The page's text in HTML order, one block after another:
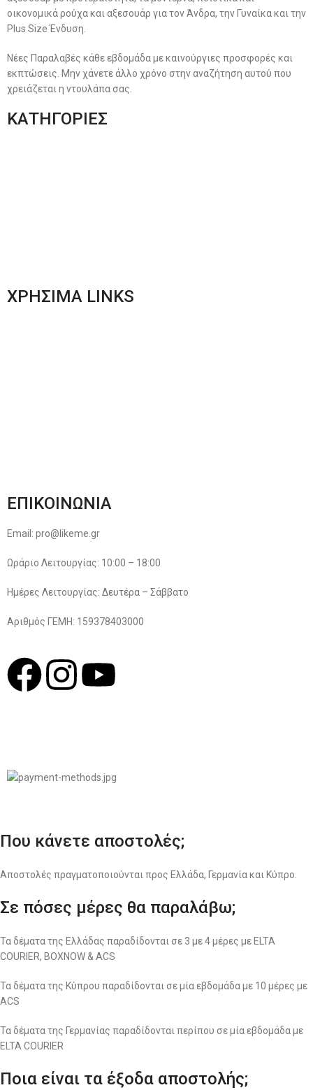
οικονομικά ρούχα και αξεσουάρ για τον Άνδρα, την Γυναίκα και την
Plus Size Ένδυση.
Νέες Παραλαβές κάθε εβδομάδα με καινούργιες προσφορές και
εκπτώσεις. Μην χάνετε άλλο χρόνο στην αναζήτηση αυτού που
χρειάζεται η ντουλάπα σας.
ΚΑΤΗΓΟΡΙΕΣ
ΧΡΗΣΙΜΑ LINKS
ΕΠΙΚΟΙΝΩΝΙΑ
Email: pro@likeme.gr
Ωράριο Λειτουργίας: 10:00 – 18:00
Ημέρες Λειτουργίας: Δευτέρα – Σάββατο
Αριθμός ΓΕΜΗ: 159378403000
Που κάνετε αποστολές;
Αποστολές πραγματοποιούνται προς Ελλάδα, Γερμανία και Κύπρο.
Σε πόσες μέρες θα παραλάβω;
Τα δέματα της Ελλάδας παραδίδονται σε 3 με 4 μέρες με ELTA
COURIER, BOXNOW & ACS
Τα δέματα της Κύπρου παραδίδονται σε μία εβδομάδα με 10 μέρες με
ACS
Τα δέματα της Γερμανίας παραδίδονται περίπου σε μία εβδομάδα με
ELTA COURIER
Ποια είναι τα έξοδα αποστολής;